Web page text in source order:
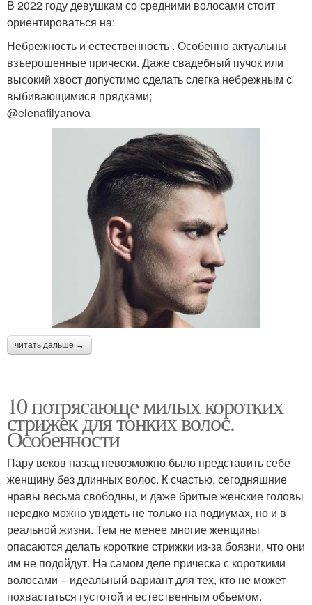
В 2022 году девушкам со средними волосами стоит
ориентироваться на:
Небрежность и естественность . Особенно актуальны
взъерошенные прически. Даже свадебный пучок или
высокий хвост допустимо сделать слегка небрежным с
выбивающимися прядками;
@elenafilyanova
читать дальше →
10 потрясающе милых коротких
стрижек для тонких волос.
Особенности
Пару веков назад невозможно было представить себе
женщину без длинных волос. К счастью, сегодняшние
нравы весьма свободны, и даже бритые женские головы
нередко можно увидеть не только на подиумах, но и в
реальной жизни. Тем не менее многие женщины
опасаются делать короткие стрижки из-за боязни, что они
им не подойдут. На самом деле прическа с короткими
волосами – идеальный вариант для тех, кто не может
похвастаться густотой и естественным объемом.